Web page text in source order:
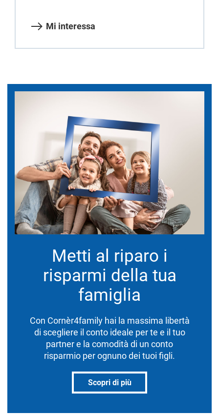
Mi interessa
Metti al riparo i
risparmi della tua
famiglia
Con Cornèr4family hai la massima libertà
di scegliere il conto ideale per te e il tuo
partner e la comodità di un conto
risparmio per ognuno dei tuoi figli.
Scopri di più